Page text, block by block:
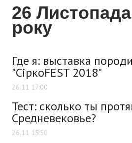
26
року
Где я: выставка
"СіркоFEST 2018"
26.11 17:00
Тест: сколько ты
Средневековье?
26.11 15:50